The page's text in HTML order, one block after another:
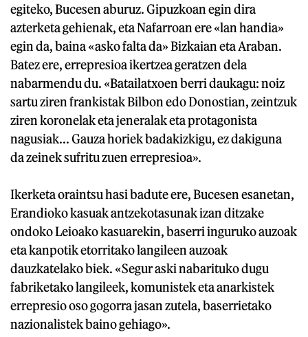
egiteko, Bucesen aburuz. Gipuzkoan egin dira
azterketa gehienak, eta Nafarroan ere «lan handia»
egin da, baina «asko falta da» Bizkaian eta Araban.
Batez ere, errepresioa ikertzea geratzen dela
nabarmendu du. «Batailatxoen berri daukagu: noiz
sartu ziren frankistak Bilbon edo Donostian, zeintzuk
ziren koronelak eta jeneralak eta protagonista
nagusiak... Gauza horiek badakizkigu, ez dakiguna
da zeinek sufritu zuen errepresioa».
Ikerketa oraintsu hasi badute ere, Bucesen esanetan,
Erandioko kasuak antzekotasunak izan ditzake
ondoko Leioako kasuarekin, baserri inguruko auzoak
eta kanpotik etorritako langileen auzoak
dauzkatelako biek. «Segur aski nabarituko dugu
fabriketako langileek, komunistek eta anarkistek
errepresio oso gogorra jasan zutela, baserrietako
nazionalistek baino gehiago».